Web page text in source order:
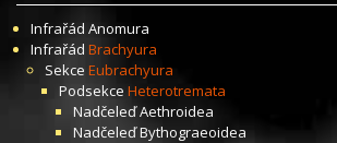
Infrařád Anomura
Infrařád Brachyura
Sekce Eubrachyura
Podsekce Heterotremata
NadčeleďAethroidea
NadčeleďBythograeoidea